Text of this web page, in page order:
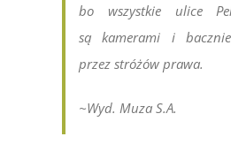
bo wszystkie ulice
są kamerami i bacznie
przez stróżów prawa.
~Wyd. Muza S.A.